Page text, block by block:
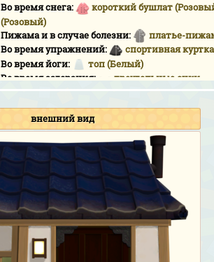
Во время снега:
короткий бушлат
(Розовый)
Пижама и в случае болезни:
платье-
Во время упражнений:
спортивная
Во время йоги:
топ (Белый)
Во время загорания:
треугольные очки
Мастер удочки:
спортивная куртка
Турнир «Мастер сачка»:
спортивная
День зайцев:
наряд «Водяное яйцо»
Хэллоуин:
броский зверин. костюм
остроухая шапка (Фиолетовый)
День изобилия:
шляпка канотье
День изобилия (chef):
одежда повара
День игрушек:
колпак Санты
Отсчет:
платье в пол с жемчугом
(Розовый)
Фотосессия на День рождения и Свадебный
жемчугом (Бежевый)
огромный бант
внешний вид